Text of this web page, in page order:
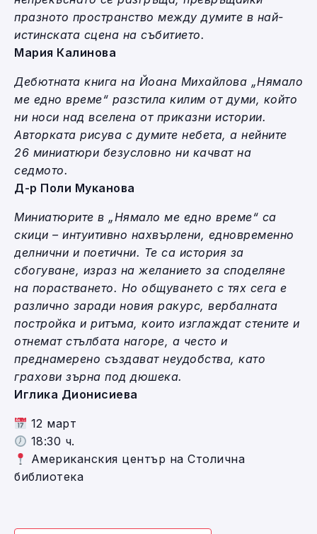
празното пространство между думите в най-
истинската сцена на събитието.
Мария Калинова
Дебютната книга на Йоана Михайлова „Нямало
ме едно време“ разстила килим от думи, който
ни носи над вселена от приказни истории.
Авторката рисува с думите небета, а нейните
26 миниатюри безусловно ни качват на
седмото.
Д-р Поли Муканова
Миниатюрите в „Нямало ме едно време“ са
скици – интуитивно нахвърлени, едновременно
делнични и поетични. Те са история за
сбогуване, израз на желанието за споделяне
на порастването. Но общуването с тях сега е
различно заради новия ракурс, вербалната
постройка и ритъма, които изглаждат стените и
отнемат стълбата нагоре, а често и
преднамерено създават неудобства, като
грахови зърна под дюшека.
Иглика Дионисиева
12 март
18:30 ч.
Американския център на Столична
библиотека